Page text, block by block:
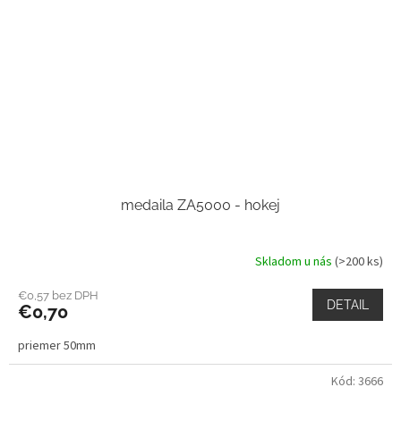
medaila ZA5000 - hokej
Skladom u nás (>200 ks)
€0,57 bez DPH
€0,70 DETAIL
priemer 50mm
Kód: 3666